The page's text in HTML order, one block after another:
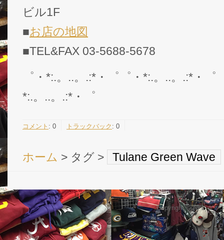
ビル1F
■お店の地図
■TEL&FAX 03-5688-5678
゜・*:.。..。.:*・゜゜・*:.。..。.:*・
*:.。..。.:*・゜
コメント : 0 トラックバック : 0
ホーム > タグ > Tulane Green Wave
Copyright © NFL グッ